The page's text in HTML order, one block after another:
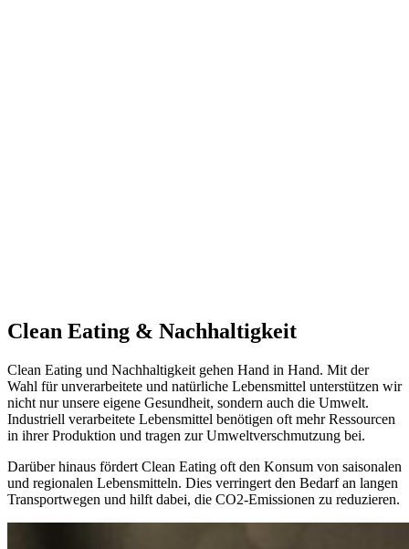
Clean Eating & Nachhaltigkeit
Clean Eating und Nachhaltigkeit gehen Hand in Hand. Mit der
Wahl für unverarbeitete und natürliche Lebensmittel unterstützen wir
nicht nur unsere eigene Gesundheit, sondern auch die Umwelt.
Industriell verarbeitete Lebensmittel benötigen oft mehr Ressourcen
in ihrer Produktion und tragen zur Umweltverschmutzung bei.
Darüber hinaus fördert Clean Eating oft den Konsum von saisonalen
und regionalen Lebensmitteln. Dies verringert den Bedarf an langen
Transportwegen und hilft dabei, die CO2-Emissionen zu reduzieren.